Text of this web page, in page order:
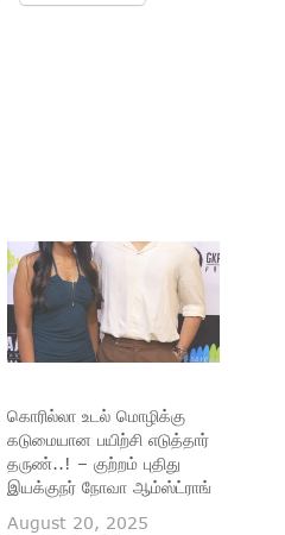
கொரில்லா உடல் மொழிக்கு
கடுமையான பயிற்சி எடுத்தார்
தருண்..! – குற்றம் புதிது
இயக்குநர் நோவா ஆம்ஸ்ட்ராங்
August 20, 2025